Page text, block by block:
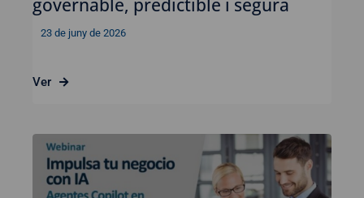
governable, predictible i segura
23 de juny de 2026
Ver